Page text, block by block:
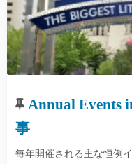
Annual Events
事
毎年開催される主な恒例